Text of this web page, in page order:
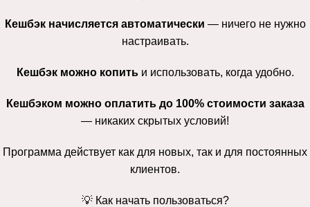
Кешбэк начисляется автоматически — ничего не нужно
настраивать.
Кешбэк можно копитьи использовать, когда удобно.
Кешбэком можно оплатить до 100% стоимости заказа
— никаких скрытых условий!
Программа действует как для новых, так и для постоянных
клиентов.
💡 Как начать пользоваться?